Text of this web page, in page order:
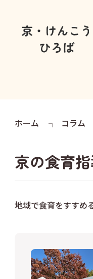
ホーム コラム
京の食育
地域で食育をすすめ